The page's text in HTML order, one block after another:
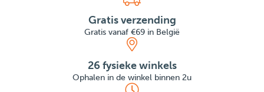
Gratis verzending
Gratis vanaf €69 in België
26 fysieke winkels
Ophalen in de winkel binnen 2u